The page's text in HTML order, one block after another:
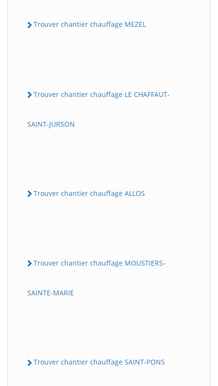
Trouver chantier chauffage MEZEL
Trouver chantier chauffage LE CHAFFAUT-
SAINT-JURSON
Trouver chantier chauffage ALLOS
Trouver chantier chauffage MOUSTIERS-
SAINTE-MARIE
Trouver chantier chauffage SAINT-PONS